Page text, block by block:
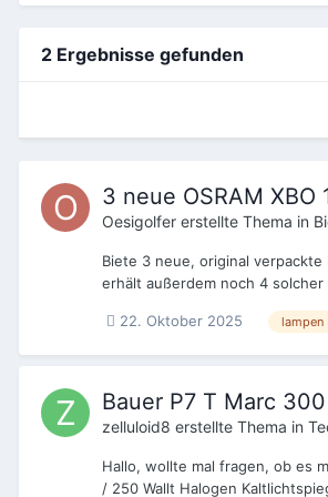
2 Ergebnisse gefunden
3 neue OSRAM
Oesigolfer erstellte Thema in
Biete 3 neue, original
erhält außerdem noch 4
22. Oktober 2025 lampen
Bauer P7 T Marc
zelluloid8 erstellte Thema in
Hallo, wollte mal fragen, ob es
/ 250 Wallt Halogen